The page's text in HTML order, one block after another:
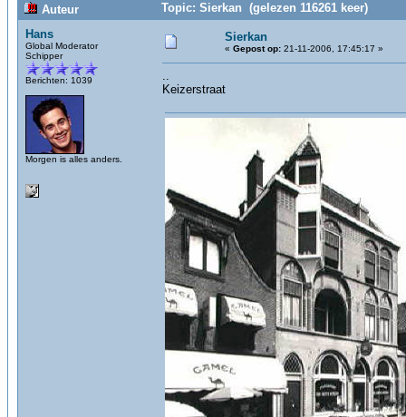
Auteur
Topic: Sierkan (gelezen 116261 keer)
Hans
Global Moderator
Schipper
Berichten: 1039
Morgen is alles anders.
Sierkan
« Gepost op: 21-11-2006, 17:45:17 »
..
Keizerstraat